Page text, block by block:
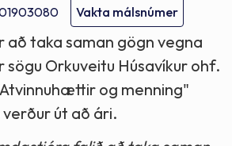
Vakta málsnúmer
að taka saman gögn vegna
sögu Orkuveitu Húsavíkur ohf.
og menning"
út að ári.